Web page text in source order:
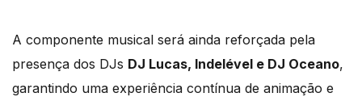
A componente musical será ainda reforçada pela
presença dos DJs DJ Lucas, Indelével e DJ Oceano,
garantindo uma experiência contínua de animação e